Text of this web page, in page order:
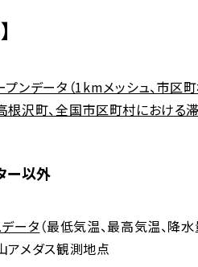
ンデータ（1kmメッシュ、市区
沢町、全国市区町村における
ー以外
ータ （最低気温、最高気温、降
メダス観測地点